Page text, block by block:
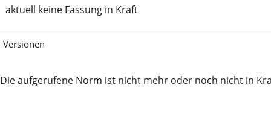
aktuell keine Fassung in Kraft
Versionen
Die aufgerufene Norm ist nicht mehr oder noch nicht in